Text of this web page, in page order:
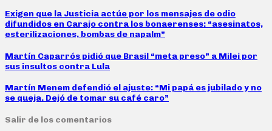
Exigen que la Justicia actúe por los mensajes de odio
difundidos en Carajo contra los bonaerenses: “asesinatos,
esterilizaciones, bombas de napalm”
Martín Caparrós pidió que Brasil “meta preso” a Milei por
sus insultos contra Lula
Martín Menem defendió el ajuste: “Mi papá es jubilado y no
se queja. Dejó de tomar su café caro”
Salir de los comentarios